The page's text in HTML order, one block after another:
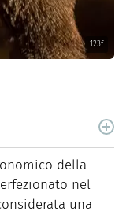
123f
passo passo.
della
nel
una